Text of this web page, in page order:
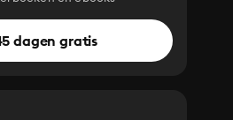
dagen gratis